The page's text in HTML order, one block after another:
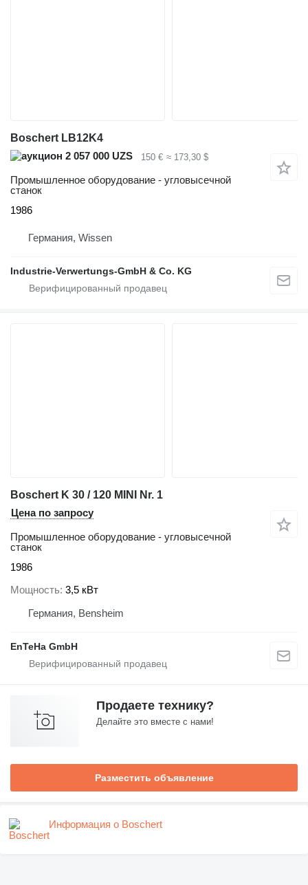
Boschert LB12K4
2 057 000 UZS
150 € ≈ 173,30 $
Промышленное оборудование - угловысечной
станок
1986
Германия, Wissen
Industrie-Verwertungs-GmbH & Co. KG
Boschert K 30 / 120 MINI Nr. 1
Цена по запросу
Промышленное оборудование - угловысечной
станок
1986
Мощность 3,5 кВт
Германия, Bensheim
EnTeHa GmbH
Продаете технику?
Делайте это вместе с нами!
Разместить объявление
Информация о Boschert